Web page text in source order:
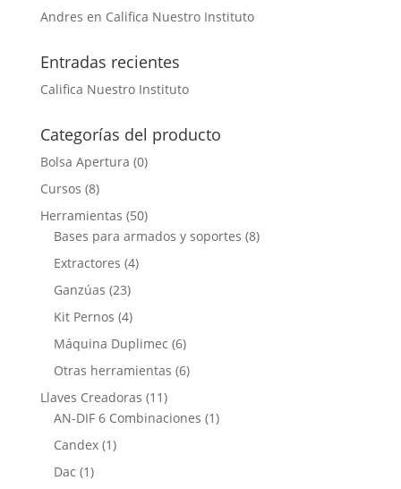
Andres en Califica Nuestro Instituto
Entradas recientes
Califica Nuestro Instituto
Categorías del producto
Bolsa Apertura (0)
Cursos (8)
Herramientas (50)
Bases para armados y soportes (8)
Extractores (4)
Ganzúas (23)
Kit Pernos (4)
Máquina Duplimec (6)
Otras herramientas (6)
Llaves Creadoras (11)
AN-DIF 6 Combinaciones (1)
Candex (1)
Dac (1)